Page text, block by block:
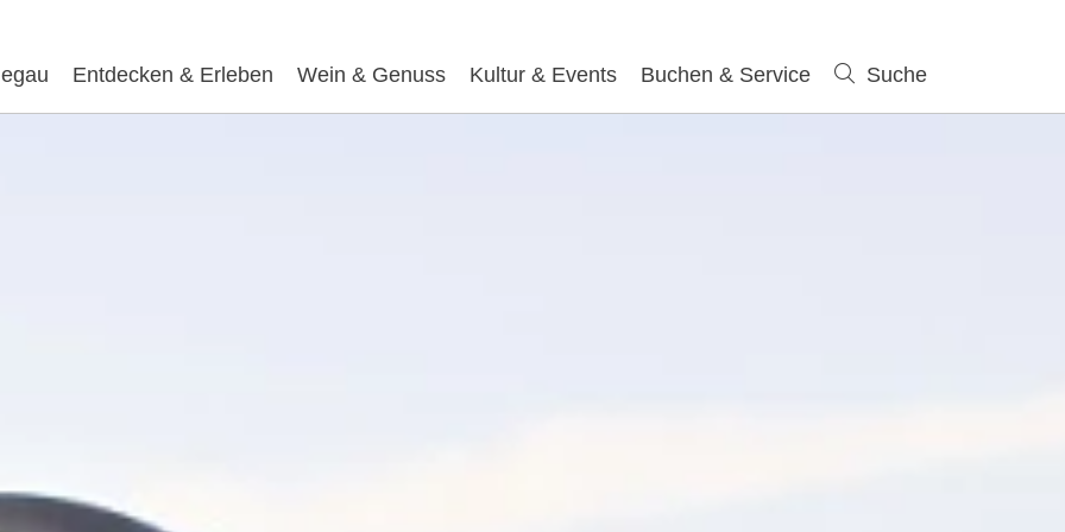
Entdecken & Erleben Wein & Genuss Kultur & Events Buchen & Service Suche